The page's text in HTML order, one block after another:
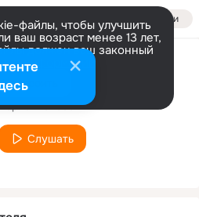
Войти
файлы, чтобы улучшить
ваш возраст менее 13 лет,
должен ваш законный
информации
Настроитьпорока
Моисеев
Слушать